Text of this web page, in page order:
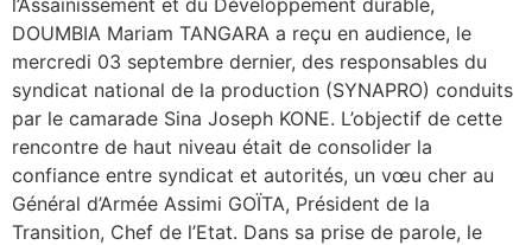
DOUMBIA Mariam TANGARA a reçu en audience, le
mercredi 03 septembre dernier, des responsables du
syndicat national de la production (SYNAPRO) conduits
par le camarade Sina Joseph KONE. L’objectif de cette
rencontre de haut niveau était de consolider la
confiance entre syndicat et autorités, un vœu cher au
Général d’Armée Assimi GOÏTA, Président de la
Transition, Chef de l’Etat. Dans sa prise de parole, le